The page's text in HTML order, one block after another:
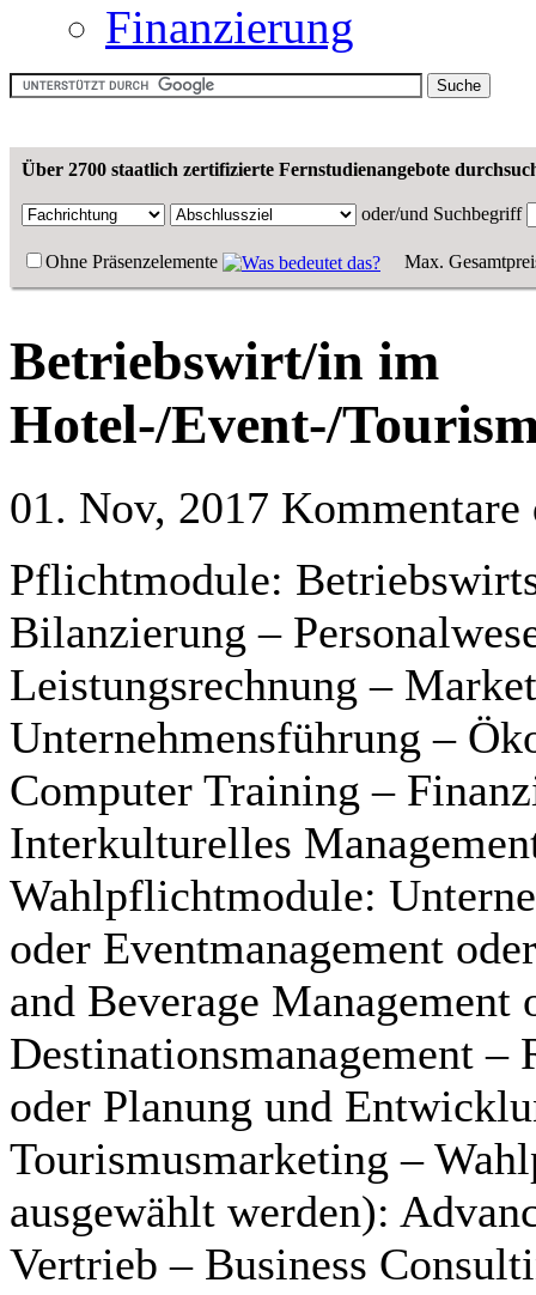
Finanzierung
Über 2700 staatlich zertifizierte Fernstudienangebote
oder/und Suchbegriff
Ohne Präsenzelemente Max.
Betriebswirt/in im
Hotel-/Event-/
01. Nov, 2017
Pflichtmodule:
Bilanzierung –
Leistungsrechnung –
Unternehmensführung –
Computer Training –
Interkulturelles
Wahlpflichtmodule:
oder Eventmanagement
and Beverage Management
Destinationsmanagement
oder Planung und
Tourismusmarketing –
ausgewählt werden):
Vertrieb – Business